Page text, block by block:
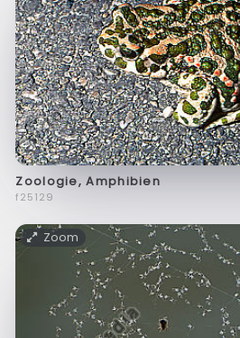
Zoologie, Amphibien
f25129
Zoom